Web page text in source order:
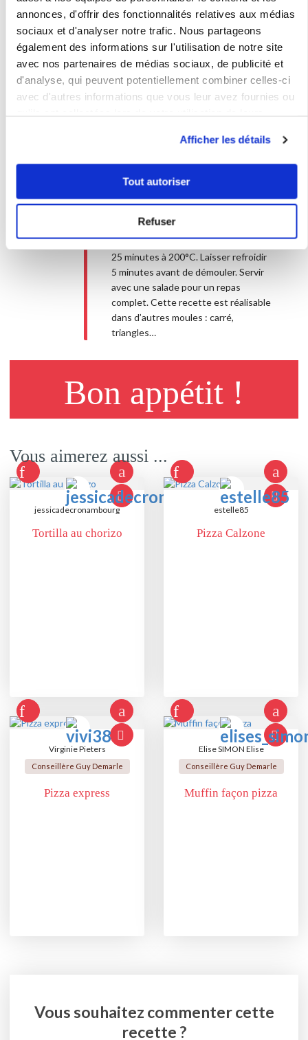
annonces, d'offrir des fonctionnalités relatives aux médias
sociaux et d'analyser notre trafic. Nous partageons
également des informations sur l'utilisation de notre site
avec nos partenaires de médias sociaux, de publicité et
d'analyse, qui peuvent potentiellement combiner celles-ci
avec d'autres informations que vous leur avez fournies ou
Afficher les détails
Tout autoriser
Refuser
sachet de préparation pour pâte à
pizzas (ou 1 sachet de levure de
boulanger déshydratée) Pensez à
préparation pour pâte à pizzas (qui
est déjà salée). Sans robot : mélangez
tous les ingrédients afin d’obtenir
2
Répartir la sauce tomate en petits
tas (l’égaliser avec le dos d’une
cuillère). Mettre la garniture de votre
olives, fromages, thon, anchois,
poivrons , fromage ... Faire cuire 20 à
25 minutes à 200°C. Laisser refroidir
5 minutes avant de démouler. Servir
avec une salade pour un repas
complet. Cette recette est réalisable
dans d’autres moules : carré,
triangles…
Bon appétit !
Vous aimerez aussi ...
jessicadecronambourg
Tortilla au chorizo
estelle85
Pizza Calzone
Virginie Pieters
Conseillère Guy Demarle
Pizza express
Elise SIMON Elise
Conseillère Guy Demarle
Muffin façon pizza
Vous souhaitez commenter cette
recette ?